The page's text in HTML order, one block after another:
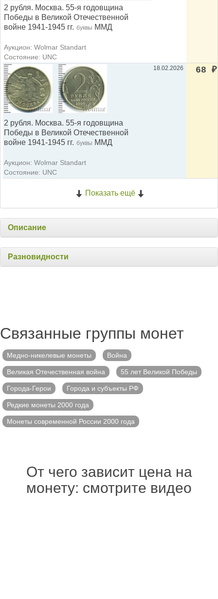
2 рубля. Москва. 55-я годовщина
Победы в Великой Отечественной
войне 1941-1945 гг. буквы ММД
Аукцион: Wolmar Standart
Состояние: UNC
2 рубля. Москва. 55-я годовщина
Победы в Великой Отечественной
войне 1941-1945 гг. буквы ММД
Аукцион: Wolmar Standart
Состояние: UNC
18.02.2026 68 ₽
Показать ещё
Описание
Разновидности
Связанные группы монет
Медно-никелевые монеты Война
Великая Отечественная война 55 лет Великой Победы
Города-Герои Города и субъекты РФ
Редкие монеты 2000 года
Монеты современной России 2000 года
От чего зависит цена на
монету: смотрите видео